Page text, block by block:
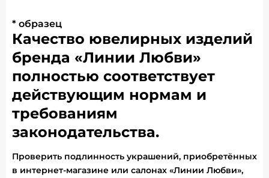
* образец
Качество ювелирных изделий
бренда «Линии Любви»
полностью соответствует
действующим нормам и
требованиям
законодательства.
Проверить подлинность украшений, приобретённых
в интернет-магазине или салонах «Линии Любви»,